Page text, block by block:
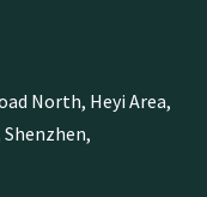
North, Heyi Area,